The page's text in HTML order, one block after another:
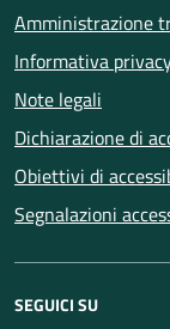
Amministrazione
Informativa
Note legali
Dichiarazione di
Obiettivi di
Segnalazioni
SEGUICI SU